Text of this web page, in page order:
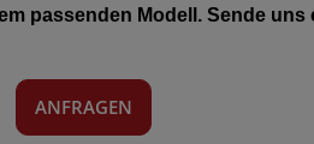
passenden Modell. Sende
ANFRAGEN